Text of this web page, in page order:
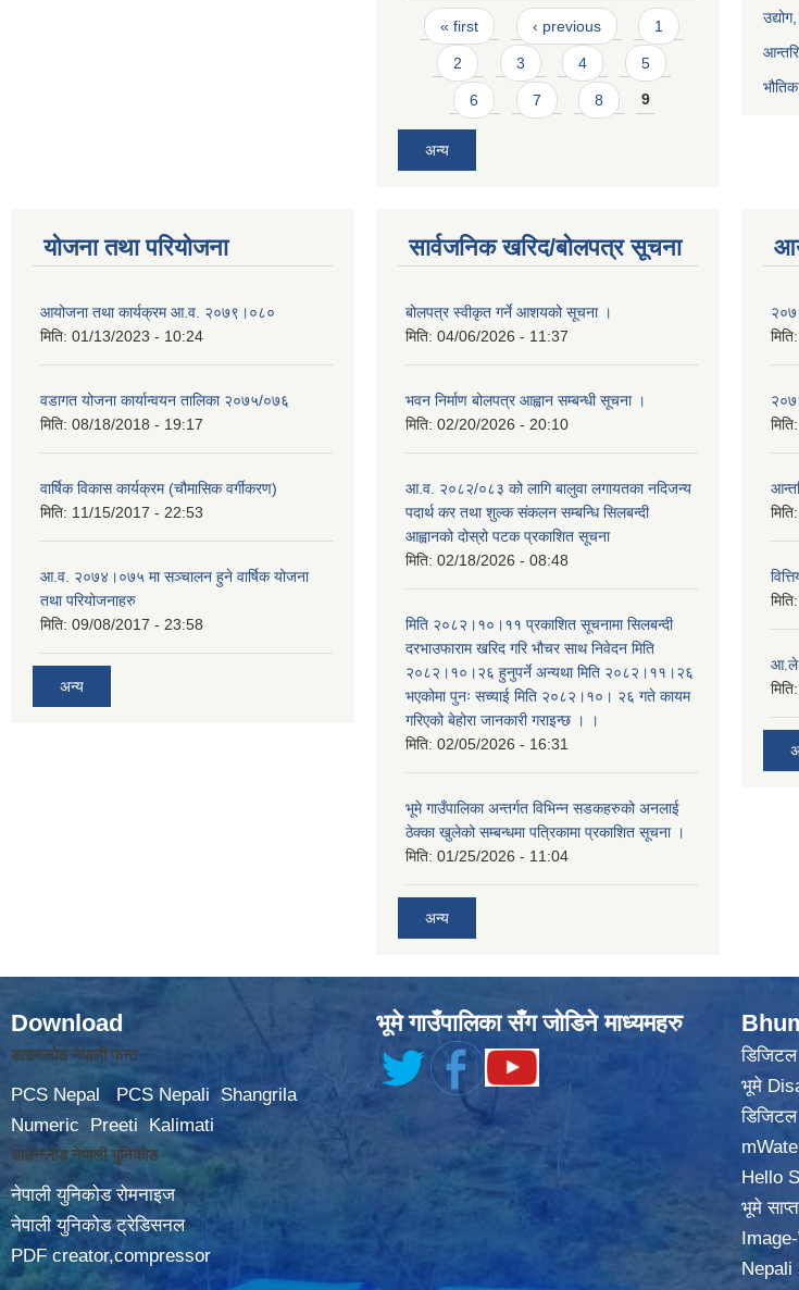
Pages
« first ‹ previous 1
2 3 4 5
6 7 8 9
अन्य
योजना तथा परियोजना
आयोजना तथा कार्यक्रम आ.व. २०७९।०८०
मिति: 01/13/2023 - 10:24
वडागत योजना कार्यान्वयन तालिका २०७५/०७६
मिति: 08/18/2018 - 19:17
वार्षिक विकास कार्यक्रम (चौमासिक वर्गीकरण)
मिति: 11/15/2017 - 22:53
आ.व. २०७४।०७५ मा सञ्चालन हुने वार्षिक योजना
तथा परियोजनाहरु
मिति: 09/08/2017 - 23:58
अन्य
सार्वजनिक खरिद/बोलपत्र सूचना
बोलपत्र स्वीकृत गर्ने आशयको सूचना ।
मिति: 04/06/2026 - 11:37
भवन निर्माण बोलपत्र आह्वान सम्बन्धी सूचना ।
मिति: 02/20/2026 - 20:10
आ.व. २०८२/०८३ को लागि बालुवा लगायतका नदिजन्य
पदार्थ कर तथा शुल्क संकलन सम्बन्धि सिलबन्दी
आह्वानको दोस्रो पटक प्रकाशित सूचना
मिति: 02/18/2026 - 08:48
मिति २०८२।१०।११ प्रकाशित सूचनामा सिलबन्दी
दरभाउफाराम खरिद गरि भौचर साथ निवेदन मिति
२०८२।१०।२६ हुनुपर्ने अन्यथा मिति २०८२।११।२६
भएकोमा पुनः सच्याई मिति २०८२।१०। २६ गते कायम
गरिएको बेहोरा जानकारी गराइन्छ । ।
मिति: 02/05/2026 - 16:31
भूमे गाउँपालिका अन्तर्गत विभिन्न सडकहरुको अनलाई
ठेक्का खुलेको सम्बन्धमा पत्रिकामा प्रकाशित सूचना ।
मिति: 01/25/2026 - 11:04
अन्य
मिति:
मिति:
मिति:
मिति:
मिति:
Download
डाउनलोड नेपाली फन्ट
PCS Nepal PCS Nepali
Shangrila
Numeric
Preeti Kalimati
डाउनलोड नेपाली युनिकोड
नेपाली युनिकोड रोमनाइज
नेपाली युनिकोड ट्रेडिसनल
PDF creator,compressor
भूमे गाउँपालिका सँग जोडिने माध्यमहरु
डिजिटल
भूमे
डिजिटल
Hello
भूमे
Nepali